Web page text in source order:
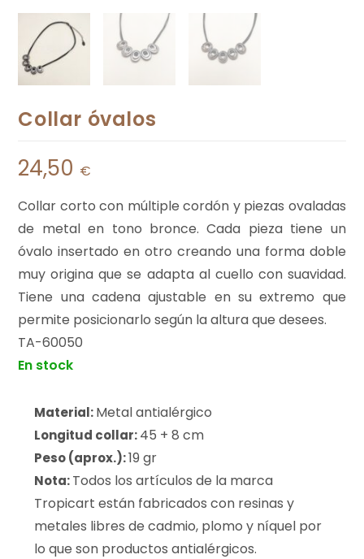
Collar óvalos
24,50 €
Collar corto con múltiple cordón y piezas ovaladas
de metal en tono bronce. Cada pieza tiene un
óvalo insertado en otro creando una forma doble
muy origina que se adapta al cuello con suavidad.
Tiene una cadena ajustable en su extremo que
permite posicionarlo según la altura que desees.
TA-60050
En stock
Material:Metal antialérgico
Longitud collar:45 + 8 cm
Peso (aprox.):19 gr
Nota:Todos los artículos de la marca
Tropicart están fabricados con resinas y
metales libres de cadmio, plomo y níquel por
lo que son productos antialérgicos.